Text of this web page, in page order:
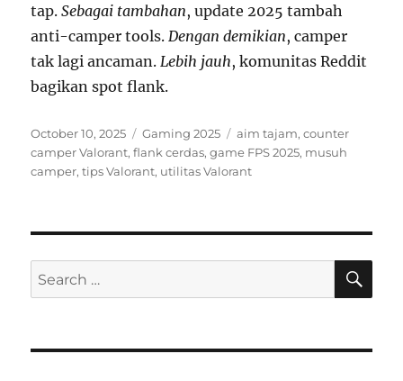
tap.Sebagai tambahan, update 2025 tambah
anti-camper tools. Dengan demikian, camper
tak lagi ancaman. Lebih jauh, komunitas Reddit
bagikan spot flank.
Posted
on
October 10, 2025 Categories
Gaming 2025 Tags
aim tajam,counter
camper Valorant,flank cerdas,game FPS 2025, musuh
camper,tips Valorant, utilitas Valorant
Search
for: